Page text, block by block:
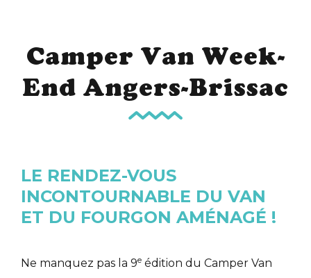
Camper Van Week-
End Angers-Brissac
LE RENDEZ-VOUS
INCONTOURNABLE DU VAN
ET DU FOURGON AMÉNAGÉ !
Ne manquez pas la 9e édition du Camper Van